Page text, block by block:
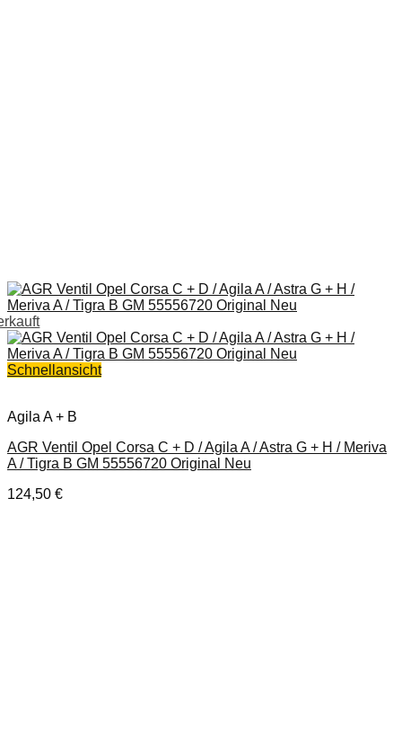
Schnellansicht
Agila A + B
AGR Ventil Opel Corsa C + D / Agila A / Astra G + H / Meriva
A / Tigra B GM 55556720 Original Neu
124,50 €